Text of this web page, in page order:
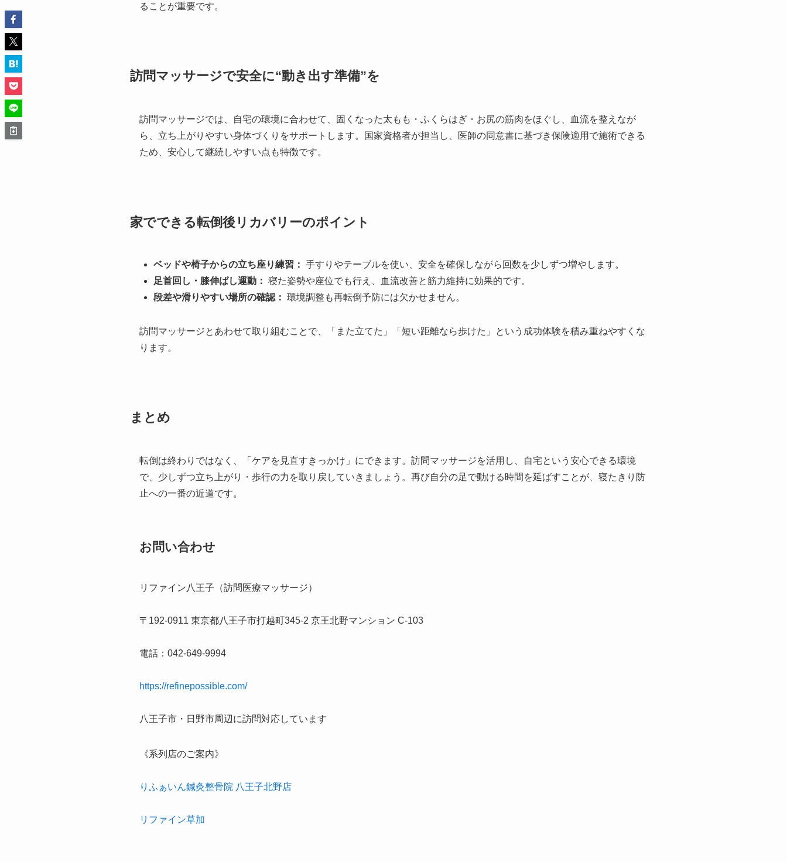
ることが重要です。
訪問マッサージで安全に“動き出す準備”を
訪問マッサージでは、自宅の環境に合わせて、固くなった太もも・ふくらはぎ・お尻の筋肉をほぐし、血流を整えなが
ら、立ち上がりやすい身体づくりをサポートします。国家資格者が担当し、医師の同意書に基づき保険適用で施術できる
ため、安心して継続しやすい点も特徴です。
家でできる転倒後リカバリーのポイント
ベッドや椅子からの立ち座り練習： 手すりやテーブルを使い、安全を確保しながら回数を少しずつ増やします。
足首回し・膝伸ばし運動： 寝た姿勢や座位でも行え、血流改善と筋力維持に効果的です。
段差や滑りやすい場所の確認： 環境調整も再転倒予防には欠かせません。
訪問マッサージとあわせて取り組むことで、「また立てた」「短い距離なら歩けた」という成功体験を積み重ねやすくな
ります。
まとめ
転倒は終わりではなく、「ケアを見直すきっかけ」にできます。訪問マッサージを活用し、自宅という安心できる環境
で、少しずつ立ち上がり・歩行の力を取り戻していきましょう。再び自分の足で動ける時間を延ばすことが、寝たきり防
止への一番の近道です。
お問い合わせ
リファイン八王子（訪問医療マッサージ）
〒192-0911 東京都八王子市打越町345-2 京王北野マンション C-103
電話：042-649-9994
https://refinepossible.com/
八王子市・日野市周辺に訪問対応しています
《系列店のご案内》
りふぁいん鍼灸整骨院 八王子北野店
リファイン草加